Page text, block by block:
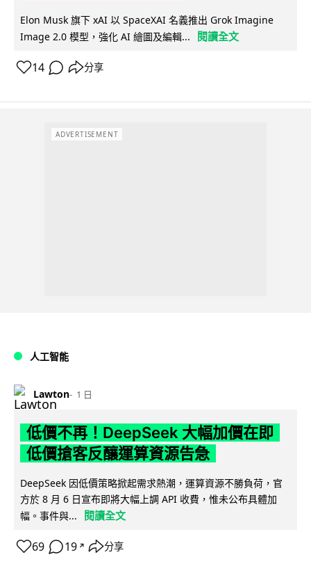
Elon Musk 旗下 xAI 以 SpaceXAI 名義推出 Grok Imagine
Image 2.0 模型，強化 AI 繪圖及編輯...
閱讀全文
14 分享
ADVERTISEMENT
人工智能
Lawton 1 日
低價不再！DeepSeek 大幅加價在即
低價搶客反釀運算資源告急
DeepSeek 因低價策略掀起需求熱潮，運算資源不勝負荷，官
方於 8 月 6 日宣布即將大幅上調 API 收費，惟未公布具體加
幅。事件與...
閱讀全文
69 19 ↗ 分享